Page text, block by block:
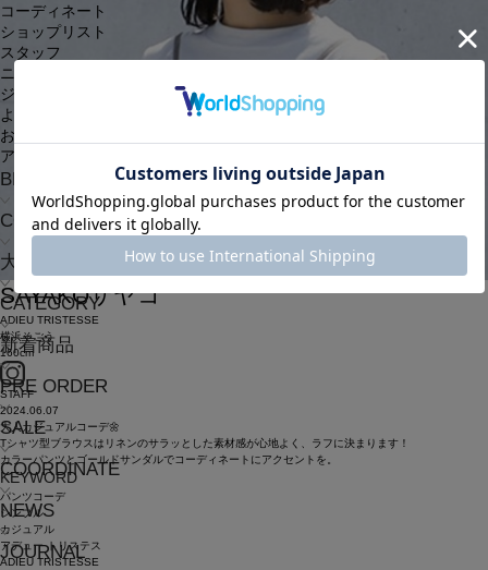
コーディネート
ショップリスト
スタッフ
ニュース
ジャーナル
よくある質問
お問い合わせ
アウトレット
BRAND
COMING SOON
大きいサイズ
CATEGORY
新着商品
PRE ORDER
SALE
COORDINATE
NEWS
JOURNAL
SAYAKOサヤコ
ADIEU TRISTESSE
横浜そごう
160cm
STAFF
2024.06.07
大人カジュアルコーデ🌼
Tシャツ型ブラウスはリネンのサラッとした素材感が心地よく、ラフに決まります！
カラーパンツとゴールドサンダルでコーディネートにアクセントを。
KEYWORD
パンツコーデ
シンプル
カジュアル
アデュー トリステス
ADIEU TRISTESSE